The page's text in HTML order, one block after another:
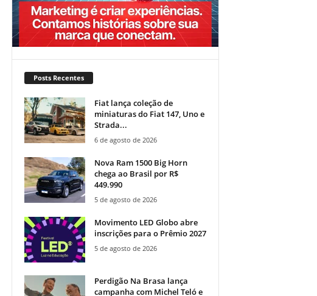
Posts Recentes
Fiat lança coleção de
miniaturas do Fiat 147, Uno e
Strada...
6 de agosto de 2026
Nova Ram 1500 Big Horn
chega ao Brasil por R$
449.990
5 de agosto de 2026
Movimento LED Globo abre
inscrições para o Prêmio 2027
5 de agosto de 2026
Perdigão Na Brasa lança
campanha com Michel Teló e